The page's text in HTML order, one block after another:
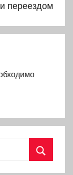
переездом